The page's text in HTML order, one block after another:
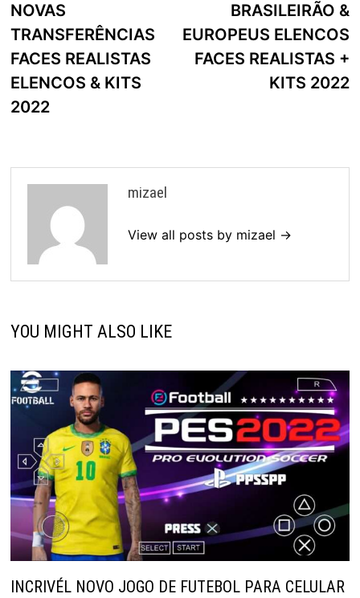
NOVAS
TRANSFERÊNCIAS
FACES REALISTAS
ELENCOS & KITS
2022
BRASILEIRÃO &
EUROPEUS ELENCOS
FACES REALISTAS +
KITS 2022
mizael
View all posts by mizael →
YOU MIGHT ALSO LIKE
INCRIVÉL NOVO JOGO DE FUTEBOL PARA CELULAR